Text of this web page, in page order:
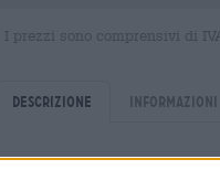
* I prezzi sono comprensivi di
Descrizione Informazioni